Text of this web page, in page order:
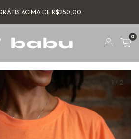
ACIMA DE R$250,00
0
1 / 2